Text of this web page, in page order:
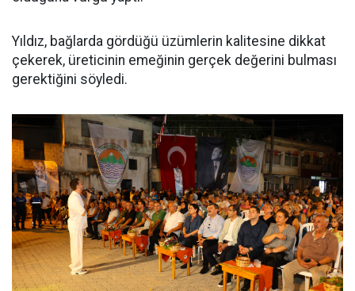
Yıldız, bağlarda gördüğü üzümlerin kalitesine dikkat
çekerek, üreticinin emeğinin gerçek değerini bulması
gerektiğini söyledi.